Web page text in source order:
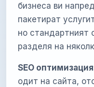
бизнеса ви
пакетират
но стандартният
разделя на
SEO
одит на сайта,